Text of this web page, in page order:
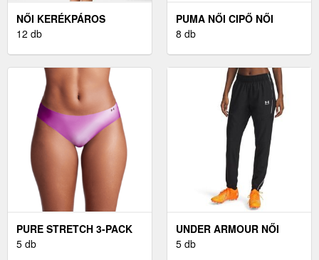
NŐI KERÉKPÁROS
NADRÁGOK CASTELLI
12 db
PUMA NŐI CIPŐ NŐI
CIPŐ, FEHÉR, MÉRET 41
8 db
PURE STRETCH 3-PACK
PRINTED NO SHOW
5 db
UNDER ARMOUR NŐI
MELEGÍTŐNADRÁG NŐI
5 db